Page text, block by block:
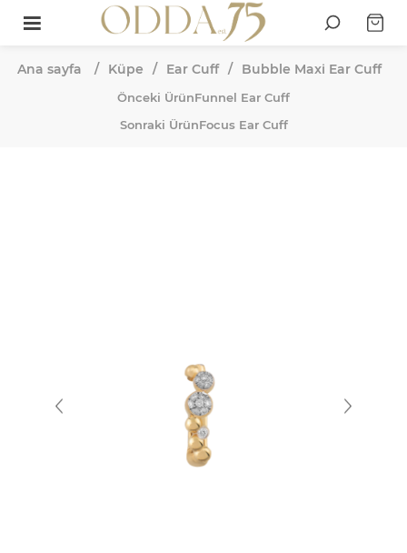
Ana sayfa / Küpe / Ear Cuff / Bubble Maxi Ear Cuff
Önceki ÜrünFunnel Ear Cuff
Sonraki ÜrünFocus Ear Cuff